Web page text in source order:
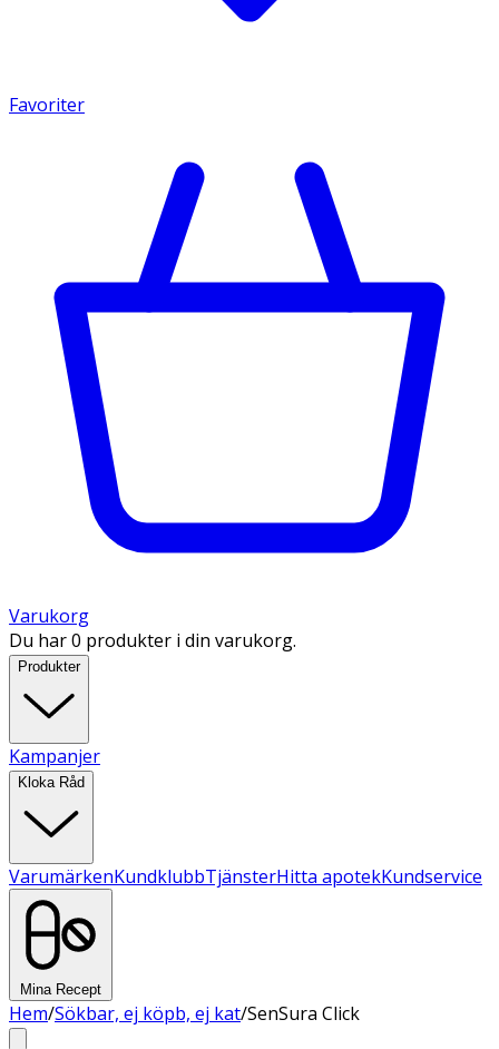
Favoriter
Varukorg
Du har 0 produkter i din varukorg.
Produkter
Kampanjer
Kloka Råd
VarumärkenKundklubbTjänsterHitta apotekKundservice
Mina Recept
Hem/Sökbar, ej köpb, ej kat/SenSura Click